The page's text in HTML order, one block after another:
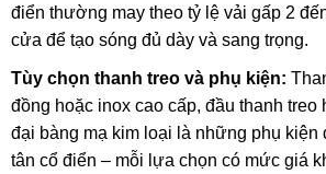
điển thường may theo tỷ lệ vải gấp 2
cửa để tạo sóng đủ dày và sang trọng.
Tùy chọn thanh treo và phụ kiện:
đồng hoặc inox cao cấp, đầu thanh treo
đại bàng mạ kim loại là những phụ kiện
tân cổ điển – mỗi lựa chọn có mức giá